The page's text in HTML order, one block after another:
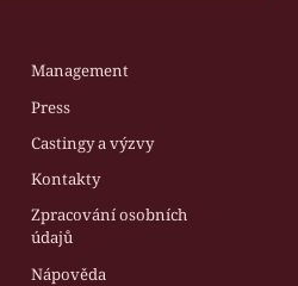
Management
Press
Castingy a výzvy
Kontakty
Zpracování osobních
údajů
Nápověda